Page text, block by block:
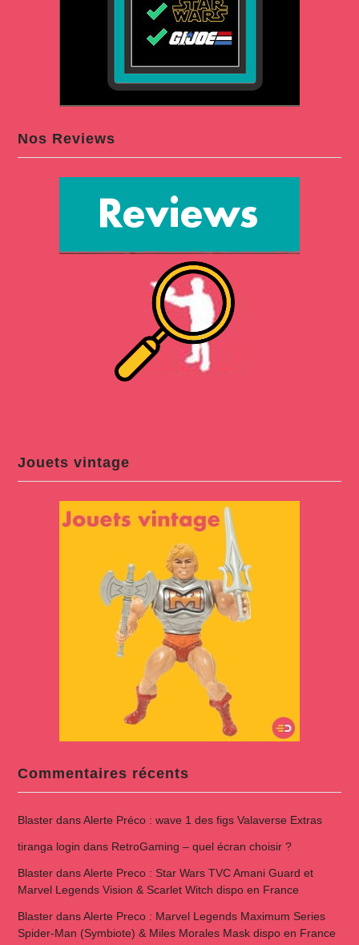
Nos Reviews
Jouets vintage
Commentaires récents
BlasterdansAlerte Préco : wave 1 des figs Valaverse Extras
tiranga login dans RetroGaming – quel écran choisir ?
BlasterdansAlerte Preco : Star Wars TVC Amani Guard et
Marvel Legends Vision & Scarlet Witch dispo en France
BlasterdansAlerte Preco : Marvel Legends Maximum Series
Spider-Man (Symbiote) & Miles Morales Mask dispo en France